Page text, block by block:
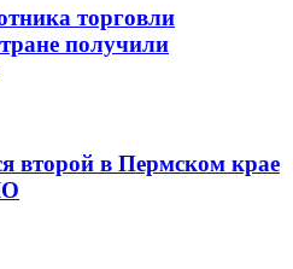
торговли
получили
второй в Пермском крае